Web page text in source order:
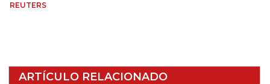
REUTERS
ARTÍCULO RELACIONADO